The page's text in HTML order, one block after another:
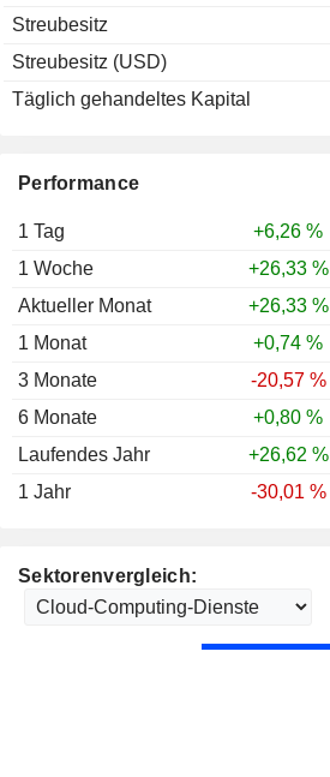
Performance
1 Tag
+6,26 %
1 Woche
+26,33 %
Aktueller Monat
+26,33 %
1 Monat
+0,74 %
3 Monate
-20,57 %
6 Monate
+0,80 %
Laufendes Jahr
+26,62 %
1 Jahr
-30,01 %
Streubesitz
Streubesitz (USD)
Täglich gehandeltes Kapital
Sektorenvergleich: